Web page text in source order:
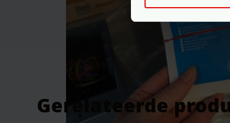
Je e-mailadres wordt
Je waardering*
Je beoordeling
Gerelateerde